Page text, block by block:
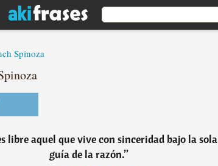
Spinoza
libre aquel que vive con sinceridad bajo la sola
guía de la razón.”